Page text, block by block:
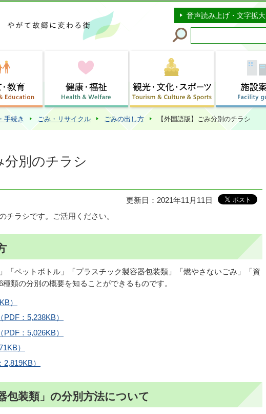
このページの本文へ移動
音声読み上げ・文字拡大
手続き ごみ・リサイクル ごみの出し方 【外国語版】ごみ分別のチラシ
分別のチラシ
更新日：2021年11月11日
チラシです。ご活用ください。
「ペットボトル」「プラスチック製容器包装類」「燃やさないごみ」「資
類の分別の概要を知ることができるものです。
）
PDF：5,238KB）
PDF：5,026KB）
）
）
包装類」の分別方法について